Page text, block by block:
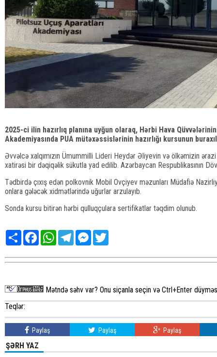
2025-ci ilin hazırlıq planına uyğun olaraq, Hərbi Hava
Akademiyasında PUA mütəxəssislərinin hazırlığı kursunun
Əvvəlcə xalqımızın Ümummilli Lideri Heydər Əliyevin və ölkəmizin
xatirəsi bir dəqiqəlik sükutla yad edilib. Azərbaycan Respublikasının
Tədbirdə çıxış edən polkovnik Mobil Ovçiyev məzunları Müdafiə
onlara gələcək xidmətlərində uğurlar arzulayıb.
Sonda kursu bitirən hərbi qulluqçulara sertifikatlar təqdim olunub.
Share FacebookWhatsAppTelegramMessenger
Mətndə səhv var? Onu siçanla seçin və Ctrl+Enter
Teqlər:
Paylaş Paylaş Paylaş
ŞƏRH YAZ